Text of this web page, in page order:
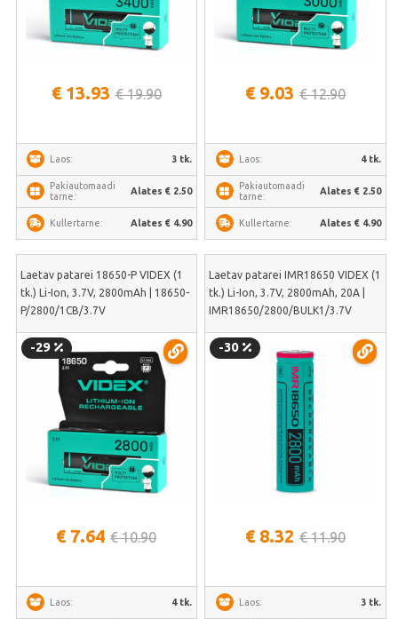
€ 13.93 € 19.90
Laos: 3 tk.
Pakiautomaadi
tarne:
Alates € 2.50
Kullertarne: Alates € 4.90
€ 9.03 € 12.90
Laos: 4 tk.
Pakiautomaadi
tarne:
Alates € 2.50
Kullertarne: Alates € 4.90
Laetav patarei 18650-P VIDEX (1
tk.) Li-Ion, 3.7V, 2800mAh | 18650-
P/2800/1CB/3.7V
-29
€ 7.64 € 10.90
Laos: 4 tk.
Laetav patarei IMR18650 VIDEX (1
tk.) Li-Ion, 3.7V, 2800mAh, 20A |
IMR18650/2800/BULK1/3.7V
-30
€ 8.32 € 11.90
Laos: 3 tk.